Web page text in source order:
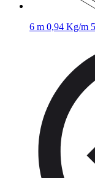
6 m 0,94 Kg/m